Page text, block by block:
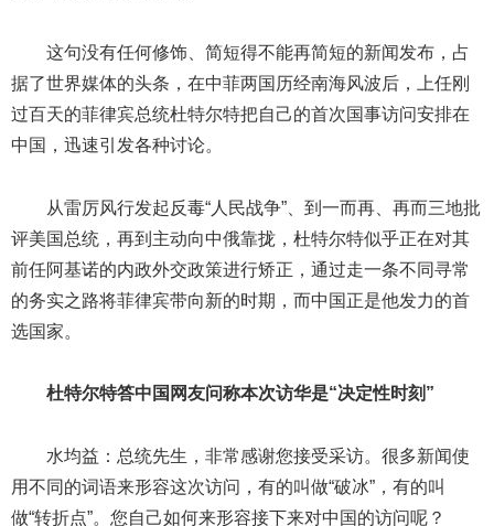
这句没有任何修饰、简短得不能再简短的新闻发布，占
据了世界媒体的头条，在中菲两国历经南海风波后，上任刚
过百天的菲律宾总统杜特尔特把自己的首次国事访问安排在
中国，迅速引发各种讨论。
从雷厉风行发起反毒“人民战争”、到一而再、再而三地批
评美国总统，再到主动向中俄靠拢，杜特尔特似乎正在对其
前任阿基诺的内政外交政策进行矫正，通过走一条不同寻常
的务实之路将菲律宾带向新的时期，而中国正是他发力的首
选国家。
杜特尔特答中国网友问称本次访华是“决定性时刻”
水均益：总统先生，非常感谢您接受采访。很多新闻使
用不同的词语来形容这次访问，有的叫做“破冰”，有的叫
做“转折点”。您自己如何来形容接下来对中国的访问呢？